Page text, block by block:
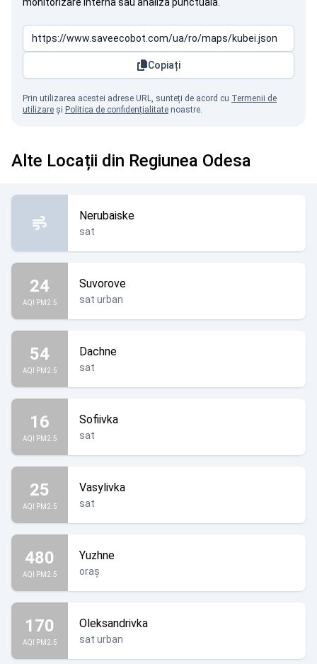
Copiați
Prin utilizarea acestei adrese URL, sunteți de acord cu Termenii de
utilizare și Politica de confidențialitate noastre.
Alte Locații din Regiunea Odesa
Nerubaiske
sat
24
AQI PM2.5
Suvorove
sat urban
54
AQI PM2.5
Dachne
sat
16
AQI PM2.5
Sofiivka
sat
25
AQI PM2.5
Vasylivka
sat
480
AQI PM2.5
Yuzhne
oraș
170
AQI PM2.5
Oleksandrivka
sat urban